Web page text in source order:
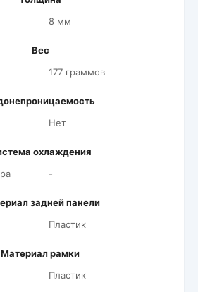
8 мм
Вес
177 граммов
Нет
охлаждения
-
задней панели
Пластик
Материал рамки
Пластик